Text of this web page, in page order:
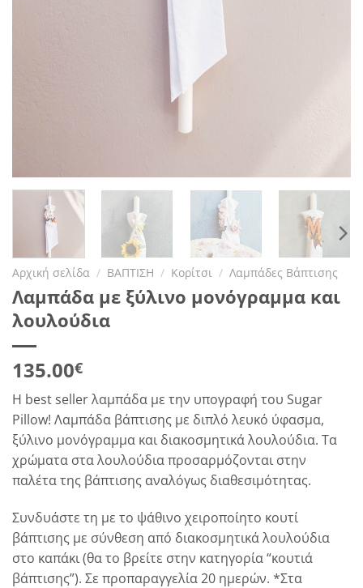
Αρχική σελίδα / ΒΑΠΤΙΣΗ / Κορίτσι / Λαμπάδες Βάπτισης
Λαμπάδα με ξύλινο μονόγραμμα και
λουλούδια
135.00€
H best seller λαμπάδα με την υπογραφή του Sugar
Pillow! Λαμπάδα βάπτισης με διπλό λευκό ύφασμα,
ξύλινο μονόγραμμα και διακοσμητικά λουλούδια. Τα
χρώματα στα λουλούδια προσαρμόζονται στην
παλέτα της βάπτισης αναλόγως διαθεσιμότητας.
Συνδυάστε τη με το ψάθινο χειροποίητο κουτί
βάπτισης με σύνθεση από διακοσμητικά λουλούδια
στο καπάκι (θα το βρείτε στην κατηγορία “κουτιά
βάπτισης”). Σε προπαραγγελία 20 ημερών. *Στα